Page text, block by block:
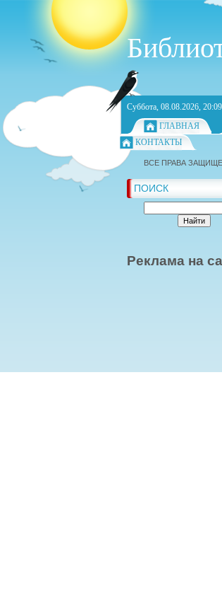
Суббота, 08.08.2026, 20:09
ГЛАВНАЯ
КОНТАКТЫ
ПОИСК
Реклама на
ВСЕ ПРАВА